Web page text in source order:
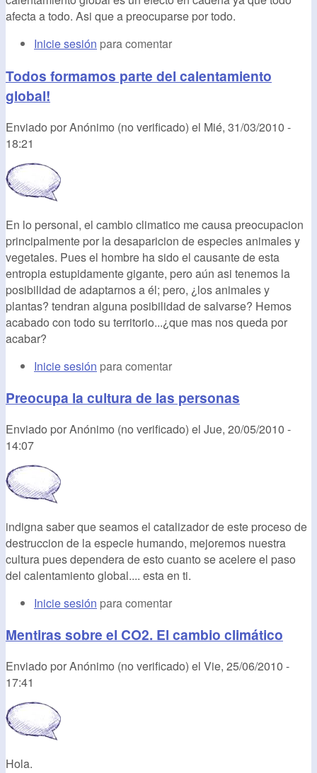
afecta a todo. Asi que a preocuparse por todo.
Inicie sesión para comentar
Todos formamos parte del calentamiento
global!
Enviado porAnónimo (no verificado) el Mié, 31/03/2010 -
18:21
En lo personal, el cambio climatico me causa preocupacion
principalmente por la desaparicion de especies animales y
vegetales. Pues el hombre ha sido el causante de esta
entropia estupidamente gigante, pero aún asi tenemos la
posibilidad de adaptarnos a él; pero, ¿los animales y
plantas? tendran alguna posibilidad de salvarse? Hemos
acabado con todo su territorio...¿que mas nos queda por
acabar?
Inicie sesión para comentar
Preocupa la cultura de las personas
Enviado porAnónimo (no verificado) el Jue, 20/05/2010 -
14:07
indigna saber que seamos el catalizador de este proceso de
destruccion de la especie humando, mejoremos nuestra
cultura pues dependera de esto cuanto se acelere el paso
del calentamiento global.... esta en ti.
Inicie sesión para comentar
Mentiras sobre el CO2. El cambio climático
Enviado porAnónimo (no verificado) el Vie, 25/06/2010 -
17:41
Hola.